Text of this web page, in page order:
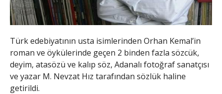
Türk edebiyatının usta isimlerinden Orhan Kemal’in
roman ve öykülerinde geçen 2 binden fazla sözcük,
deyim, atasözü ve kalıp söz, Adanalı fotoğraf sanatçısı
ve yazar M. Nevzat Hız tarafından sözlük haline
getirildi.